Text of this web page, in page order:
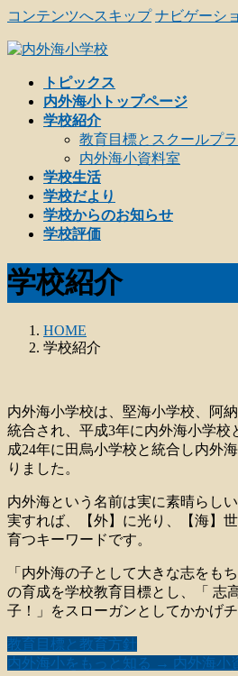
コンテンツへスキップ ナビゲーシ
トピックス
内外海小トップページ
学校紹介
教育目標とスクールプ
内外海小資料室
学校生活
学校だより
学校からのお知らせ
学校評価
学校紹介
HOME
学校紹介
内外海小学校は、堅海小学校、阿
統合され、平成3年に内外海小学校
成24年に田烏小学校と統合し内外
りました。
内外海という名前は実に素晴らし
実すれば、【外】に光り、【海】
育つキーワードです。
「内外海の子として大きな志をも
の育成を学校教育目標とし、「
子！」をスローガンとしてかかげ
教育目標と教育方針
内外海小をもっと知る → 内外海小